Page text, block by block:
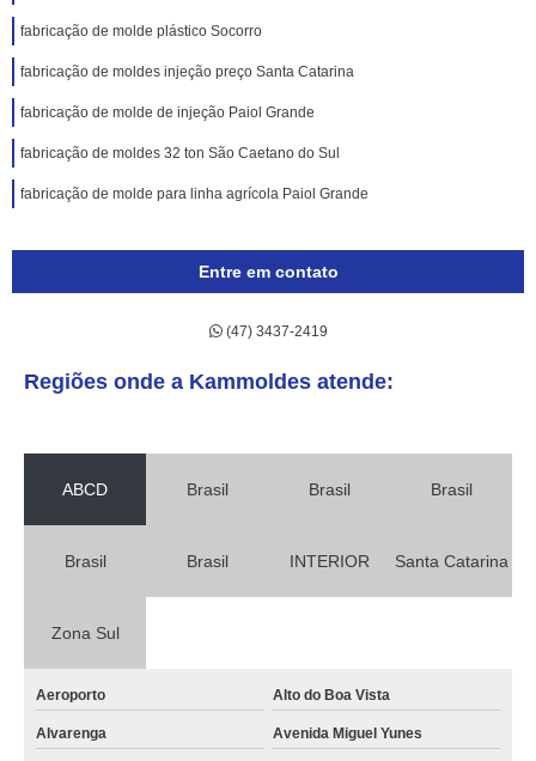
fabricação de molde plástico Socorro
fabricação de moldes injeção preço Santa Catarina
fabricação de molde de injeção Paiol Grande
fabricação de moldes 32 ton São Caetano do Sul
fabricação de molde para linha agrícola Paiol Grande
Entre em contato
(47) 3437-2419
Regiões onde a Kammoldes atende:
ABCD Brasil Brasil Brasil
Brasil Brasil INTERIOR Santa Catarina
Zona Sul
Aeroporto Alto do Boa Vista
Alvarenga Avenida Miguel Yunes